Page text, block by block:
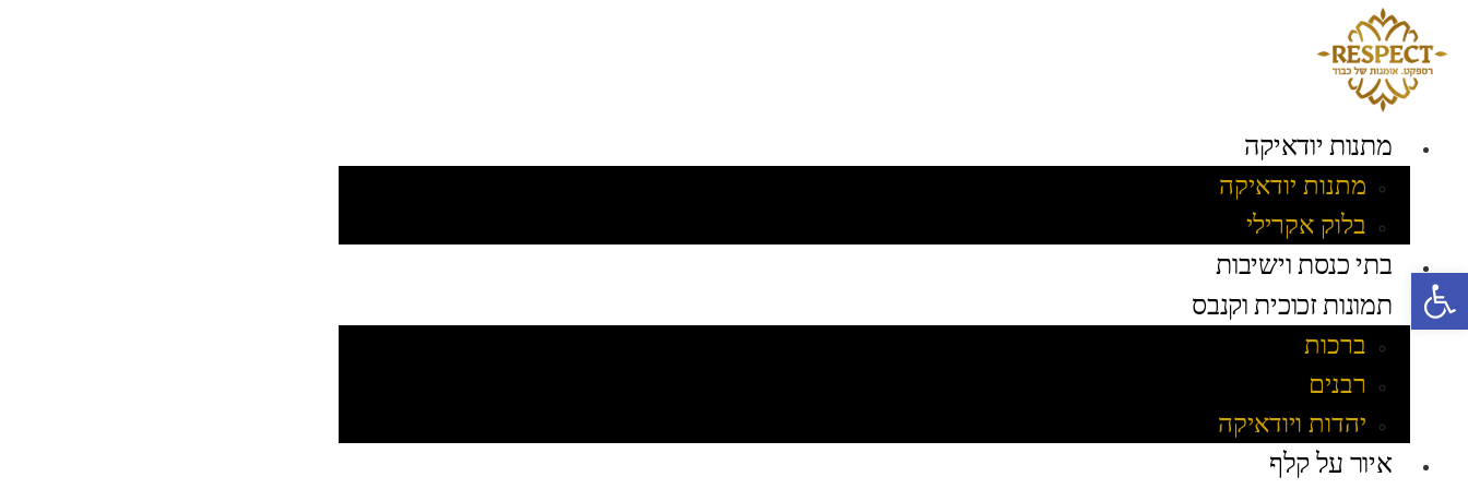
מתנות יודאיקה
מתנות יודאיקה
בלוק אקרילי
בתי כנסת וישיבות
תמונות זכוכית וקנבס
ברכות
רבנים
יהדות ויודאיקה
איור על קלף
פתח סרגל נגישות